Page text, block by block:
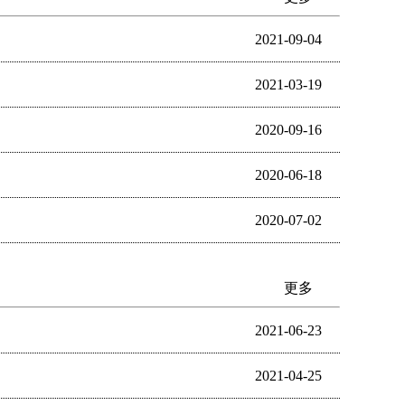
2021-09-04
2021-03-19
2020-09-16
2020-06-18
2020-07-02
更多
2021-06-23
2021-04-25